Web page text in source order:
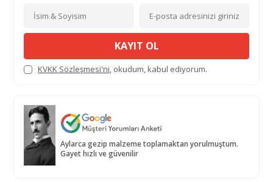
KAYIT OL
KVKK Sözleşmesi'ni, okudum, kabul ediyorum.
Aylarca gezip malzeme toplamaktan yorulmuştum.
Gayet hızlı ve güvenilir